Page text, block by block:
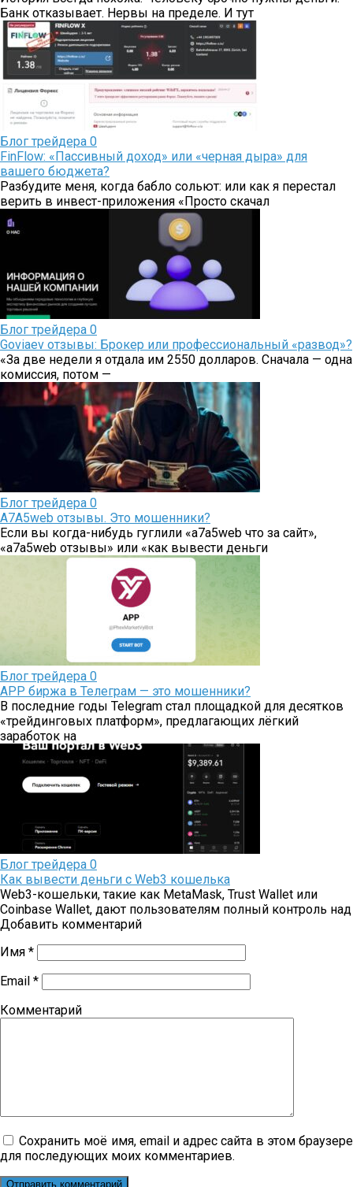
Банк отказывает. Нервы на пределе. И тут
Блог трейдера 0
FinFlow: «Пассивный доход» или «черная дыра» для
вашего бюджета?
Разбудите меня, когда бабло сольют: или как я перестал
верить в инвест-приложения «Просто скачал
Блог трейдера 0
Goviaev отзывы: Брокер или профессиональный «развод»?
«За две недели я отдала им 2550 долларов. Сначала — одна
комиссия, потом —
Блог трейдера 0
A7A5web отзывы. Это мошенники?
Если вы когда-нибудь гуглили «a7a5web что за сайт»,
«a7a5web отзывы» или «как вывести деньги
Блог трейдера 0
APP биржа в Телеграм — это мошенники?
В последние годы Telegram стал площадкой для десятков
«трейдинговых платформ», предлагающих лёгкий
заработок на
Блог трейдера 0
Как вывести деньги с Web3 кошелька
Web3-кошельки, такие как MetaMask, Trust Wallet или
Coinbase Wallet, дают пользователям полный контроль над
Добавить комментарий
Имя *
Email *
Комментарий
Сохранить моё имя, email и адрес сайта в этом браузере
для последующих моих комментариев.